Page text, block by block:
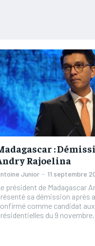
:
Rajoelina
Junior - 11 septembre
président de Madagascar
sa démission après
comme candidat
du 9 novembre,